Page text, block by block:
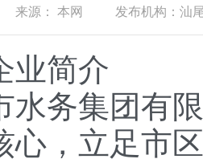
源： 本网 发布机构： 汕
简介
集团有限
心，立足市